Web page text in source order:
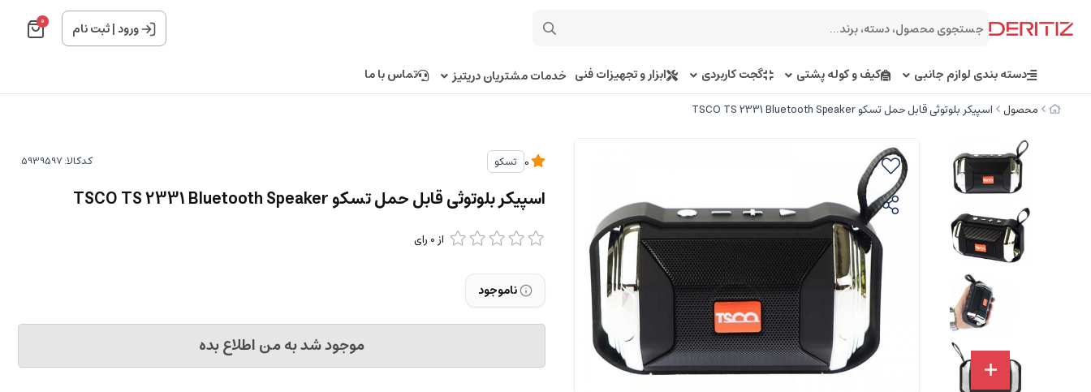
ورود|ثبت نام 0
دسته بندی لوازم جانبی کیف و کوله پشتی گجت کاربردی ابزار و تجهیزات فنی خدمات مشتریان دریتیز تماس با ما
محصول اسپیکر بلوتوثی قابل حمل تسکو TSCO TS 2331 Bluetooth Speaker
تسکو کدکالا:
اسپیکر بلوتوثی قابل حمل تسکو TSCO TS 2331 Bluetooth Speaker
از 0 رای
ناموجود
موجود شد به من اطلاع بده